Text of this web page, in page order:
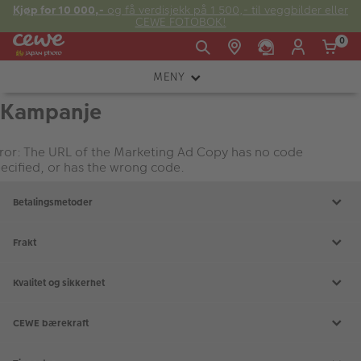
Kjøp for 10 000,- og få verdisjekk på 1 500,- til veggbilder eller
CEWE FOTOBOK!
0
MENY
KAMERA
FOTOTILBEHØR
LYS OG STUDIO
INSTANTFOTO
Kampanje
The URL of the Marketing Ad Copy has no code
or has the wrong code.
Betalingsmetoder
Frakt
Kvalitet og sikkerhet
CEWE bærekraft